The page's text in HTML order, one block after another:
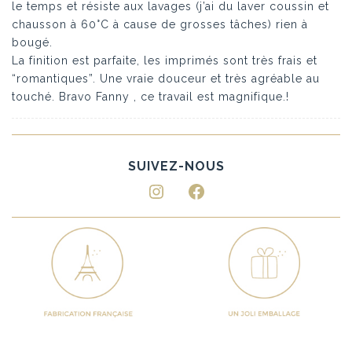
le temps et résiste aux lavages (j’ai du laver coussin et
chausson à 60°C à cause de grosses tâches) rien à
bougé.
La finition est parfaite, les imprimés sont très frais et
“romantiques”. Une vraie douceur et très agréable au
touché. Bravo Fanny , ce travail est magnifique.!
Instagram Facebook